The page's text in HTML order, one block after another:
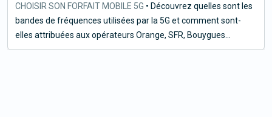
CHOISIR SON FORFAIT MOBILE 5G • Découvrez quelles sont les
bandes de fréquences utilisées par la 5G et comment sont-
elles attribuées aux opérateurs Orange, SFR, Bouygues...